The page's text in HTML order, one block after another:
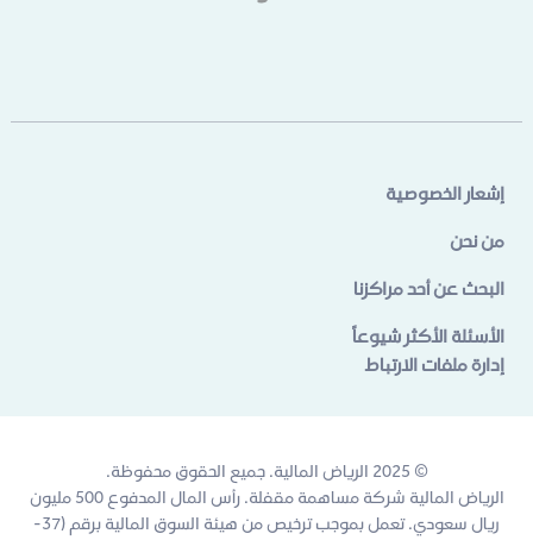
إشعار الخصوصية
من نحن
البحث عن أحد مراكزنا
الأسئلة الأكثر شيوعاً
إدارة ملفات الارتباط
© 2025 الرياض المالية. جميع الحقوق محفوظة.
الرياض المالية شركة مساهمة مقفلة. رأس المال المدفوع 500 مليون
ريال سعودي. تعمل بموجب ترخيص من هيئة السوق المالية برقم (37-